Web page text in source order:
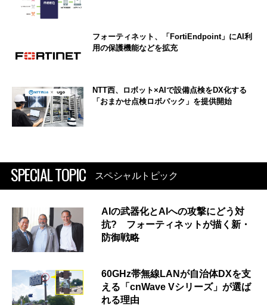
フォーティネット、「FortiEndpoint」にAI利
用の保護機能などを拡充
NTT西、ロボット×AIで設備点検をDX化する
「おまかせ点検ロボパック」を提供開始
SPECIAL TOPIC スペシャルトピック
AIの武器化とAIへの攻撃にどう対
抗? フォーティネットが描く新・
防御戦略
60GHz帯無線LANが自治体DXを支
える「cnWave Vシリーズ」が選ば
れる理由